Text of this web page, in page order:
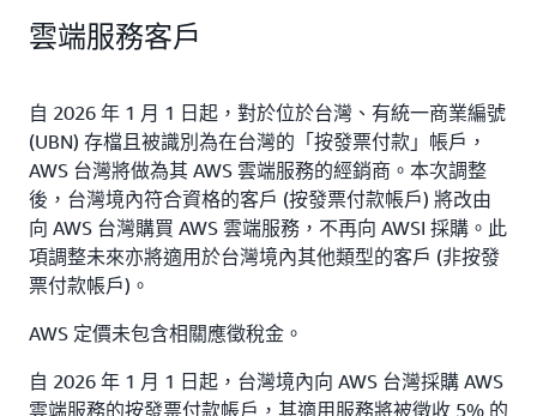
雲端服務客戶
自 2026 年 1 月 1 日起，對於位於台灣、有統一商業編號
(UBN) 存檔且被識別為在台灣的「按發票付款」帳戶，
AWS 台灣將做為其 AWS 雲端服務的經銷商。本次調整
後，台灣境內符合資格的客戶 (按發票付款帳戶) 將改由
向 AWS 台灣購買 AWS 雲端服務，不再向 AWSI 採購。此
項調整未來亦將適用於台灣境內其他類型的客戶 (非按發
票付款帳戶)。
AWS 定價未包含相關應徵稅金。
自 2026 年 1 月 1 日起，台灣境內向 AWS 台灣採購 AWS
雲端服務的按發票付款帳戶，其適用服務將被徵收 5% 的